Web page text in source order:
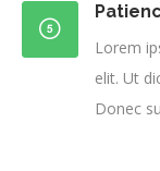
Lorem
elit. Ut
Donec